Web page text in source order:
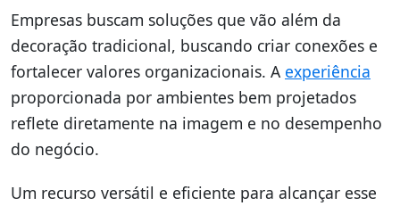
Empresas buscam soluções que vão além da
decoração tradicional, buscando criar conexões e
fortalecer valores organizacionais. A experiência
proporcionada por ambientes bem projetados
reflete diretamente na imagem e no desempenho
do negócio.
Um recurso versátil e eficiente para alcançar esse